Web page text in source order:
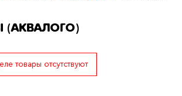
(АКВАЛОГО)
товары отсутствуют